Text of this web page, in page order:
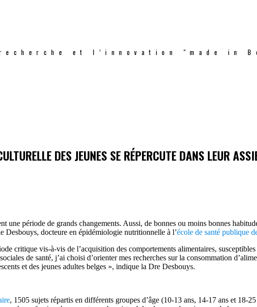
et l’innovation "made in
DES JEUNES SE RÉPERCUTE DANS LEUR
une période de grands changements. Aussi, de bonnes ou moins bonnes
Desbouys, docteure en épidémiologie nutritionnelle à l’école de santé publique
critique vis-à-vis de l’acquisition des comportements alimentaires,
de santé, j’ai choisi d’orienter mes recherches sur la consommation
et des jeunes adultes belges », indique la Dre Desbouys.
, 1505 sujets répartis en différents groupes d’âge (10-13 ans, 14-17 ans et 18-